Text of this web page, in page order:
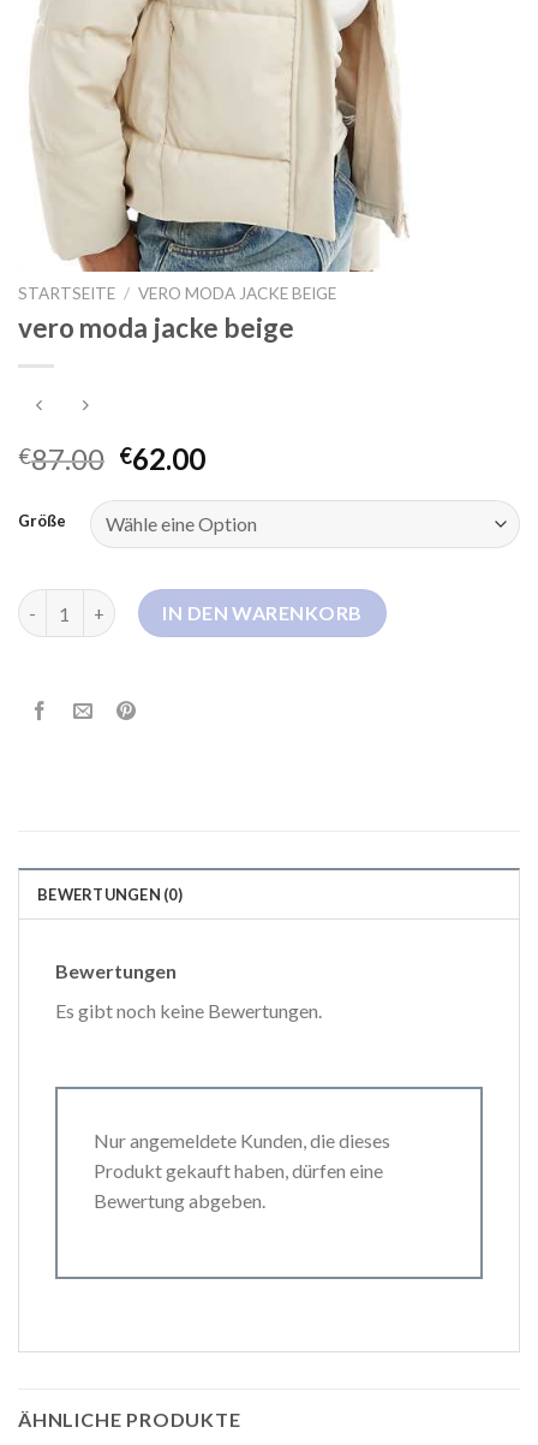
STARTSEITE / VERO MODA JACKE BEIGE
vero moda jacke beige
€87.00 €62.00
Größe
vero moda jacke beige MengeIN DEN WARENKORB
BEWERTUNGEN (0)
Bewertungen
Es gibt noch keine Bewertungen.
Nur angemeldete Kunden, die dieses
Produkt gekauft haben, dürfen eine
Bewertung abgeben.
ÄHNLICHE PRODUKTE